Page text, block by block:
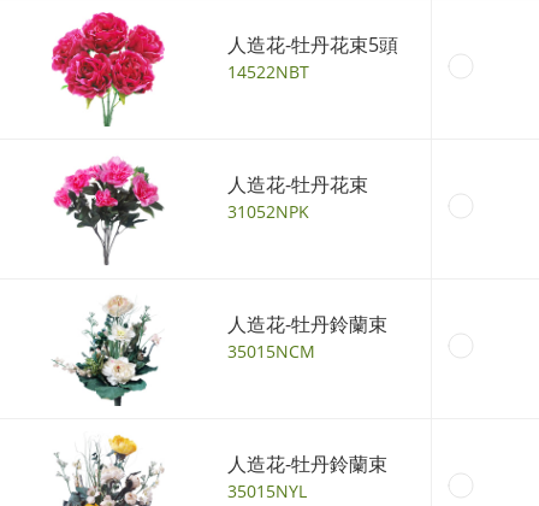
人造花-牡丹花束5頭
14522NBT
人造花-牡丹花束
31052NPK
人造花-牡丹鈴蘭束
35015NCM
人造花-牡丹鈴蘭束
35015NYL